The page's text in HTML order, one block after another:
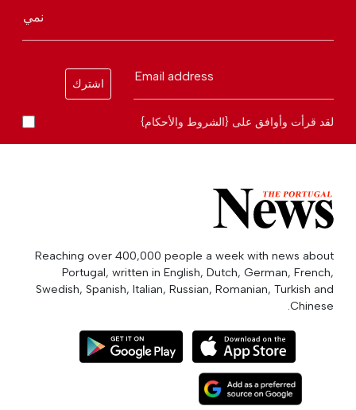
نمي
Email address
اشترك
لقد قرأت وأوافق على {الشروط والأحكام}
Reaching over 400,000 people a week with news about
Portugal, written in English, Dutch, German, French,
Swedish, Spanish, Italian, Russian, Romanian, Turkish and
Chinese.